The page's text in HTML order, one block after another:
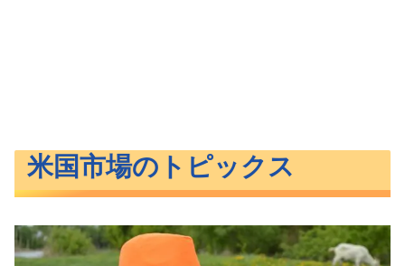
米国市場のトピックス